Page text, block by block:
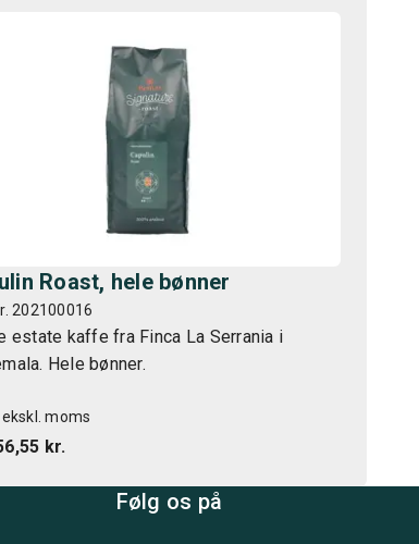
Roast, hele bønner
202100016
estate kaffe fra Finca La Serrania i
Hele bønner.
ekskl. moms
kr.
Følg os på